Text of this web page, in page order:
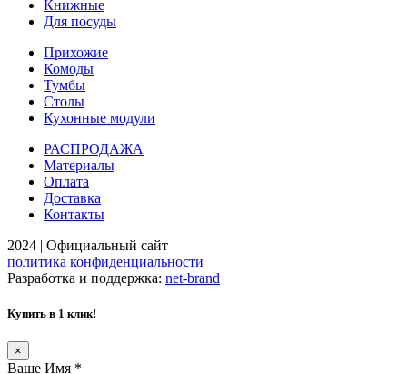
Книжные
Для посуды
Прихожие
Комоды
Тумбы
Столы
Кухонные модули
РАСПРОДАЖА
Материалы
Оплата
Доставка
Контакты
2024 | Официальный сайт
политика конфиденциальности
Разработка и поддержка: net-brand
Купить в 1 клик!
×
Ваше Имя *